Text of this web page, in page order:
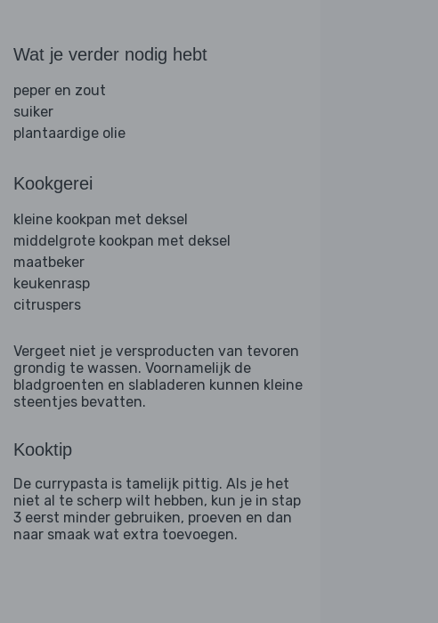
Wat je verder nodig hebt
peper en zout
suiker
plantaardige olie
Kookgerei
kleine kookpan met deksel
middelgrote kookpan met deksel
maatbeker
keukenrasp
citruspers
Vergeet niet je versproducten van tevoren
grondig te wassen. Voornamelijk de
bladgroenten en slabladeren kunnen kleine
steentjes bevatten.
Kooktip
De currypasta is tamelijk pittig. Als je het
niet al te scherp wilt hebben, kun je in stap
3 eerst minder gebruiken, proeven en dan
naar smaak wat extra toevoegen.